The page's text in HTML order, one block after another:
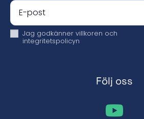
Jag godkänner villkoren och
integritetspolicyn
Följ oss